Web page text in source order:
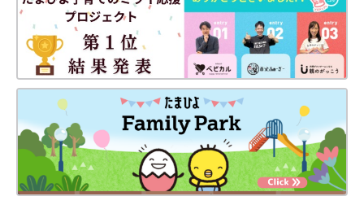
新生児期からのお世話も写真でよくわかる！ 月齢別に、体・心
の成長とかかわりかたを掲載。
ワンオペおふろの手順など、ママ・パパの「困った！」を具体的
なテクで解決。
予防接種や乳幼児健診、事故・けがの予防と対策、病気の受診の
目安などもわかりやすく紹介しています。
切り取って使える、「赤ちゃんの月齢別 発育・発達見通し表」
つき。